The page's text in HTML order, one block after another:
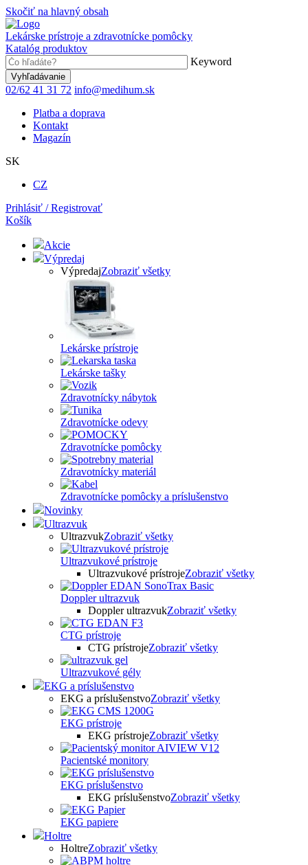
Skočiť na hlavný obsah
Lekárske prístroje a zdravotnícke pomôcky
Katalóg produktov
Keyword
02/62 41 31 72 info@medihum.sk
Platba a doprava
Kontakt
Magazín
SK
CZ
Prihlásiť / Registrovať
Košík
Akcie
Výpredaj
VýpredajZobraziť všetky
Lekárske prístroje
Lekárske tašky
Zdravotnícky nábytok
Zdravotnícke odevy
Zdravotnícke pomôcky
Zdravotnícky materiál
Zdravotnícke pomôcky a príslušenstvo
Novinky
Ultrazvuk
UltrazvukZobraziť všetky
Ultrazvukové prístroje
Ultrazvukové prístrojeZobraziť všetky
Doppler ultrazvuk
Doppler ultrazvukZobraziť všetky
CTG prístroje
CTG prístrojeZobraziť všetky
Ultrazvukové gély
EKG a príslušenstvo
EKG a príslušenstvoZobraziť všetky
EKG prístroje
EKG prístrojeZobraziť všetky
Pacientské monitory
EKG príslušenstvo
EKG príslušenstvoZobraziť všetky
EKG papiere
Holtre
HoltreZobraziť všetky